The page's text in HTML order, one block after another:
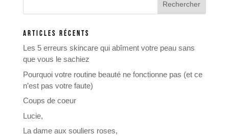
ARTICLES RÉCENTS
Les 5 erreurs skincare qui abîment votre peau sans
que vous le sachiez
Pourquoi votre routine beauté ne fonctionne pas (et ce
n’est pas votre faute)
Coups de coeur
Lucie,
La dame aux souliers roses,